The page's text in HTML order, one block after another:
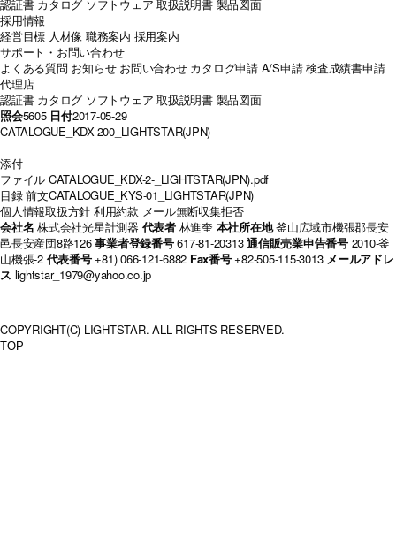
認証書 カタログ ソフトウェア 取扱説明書 製品図面
採用情報
経営目標 人材像 職務案内 採用案内
サポート・お問い合わせ
よくある質問 お知らせ お問い合わせ カタログ申請 A/S申請検査成績書申請
代理店
認証書 カタログ ソフトウェア 取扱説明書 製品図面
照会5605 日付2017-05-29
CATALOGUE_KDX-200_LIGHTSTAR(JPN)
添付
ファイル CATALOGUE_KDX-2-_LIGHTSTAR(JPN).pdf
目録前文CATALOGUE_KYS-01_LIGHTSTAR(JPN)
個人情報取扱方針 利用約款 メール無断収集拒否
会社名 株式会社光星計測器 代表者林進奎 本社所在地釜山広域市機張郡長安
邑長安産団8路126事業者登録番号617-81-20313通信販売業申告番号2010-釜
山機張-2 代表番号+81) 066-121-6882 Fax番号+82-505-115-3013 メールアドレ
ス lightstar_1979@yahoo.co.jp
COPYRIGHT(C) LIGHTSTAR. ALL RIGHTS RESERVED.
TOP